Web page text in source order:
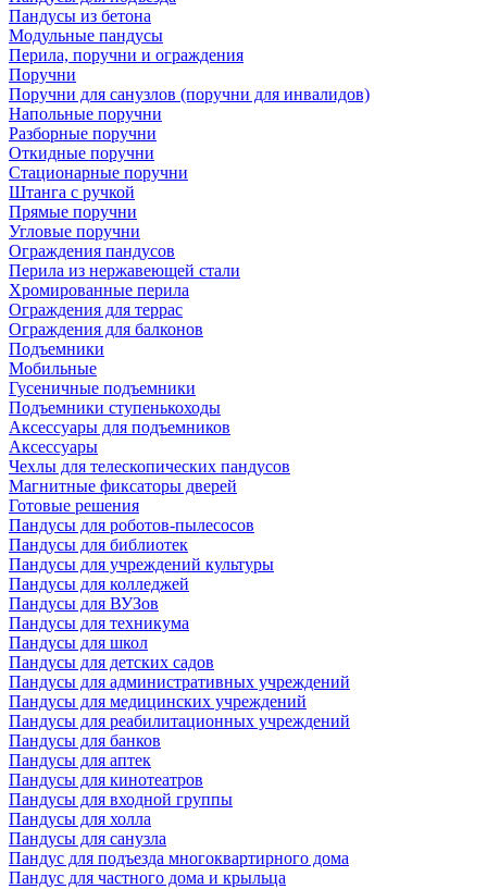
Пандусы из бетона
Модульные пандусы
Перила, поручни и ограждения
Поручни
Поручни для санузлов (поручни для инвалидов)
Напольные поручни
Разборные поручни
Откидные поручни
Стационарные поручни
Штанга с ручкой
Прямые поручни
Угловые поручни
Ограждения пандусов
Перила из нержавеющей стали
Хромированные перила
Ограждения для террас
Ограждения для балконов
Подъемники
Мобильные
Гусеничные подъемники
Подъемники ступенькоходы
Аксессуары для подъемников
Аксессуары
Чехлы для телескопических пандусов
Магнитные фиксаторы дверей
Готовые решения
Пандусы для роботов-пылесосов
Пандусы для библиотек
Пандусы для учреждений культуры
Пандусы для колледжей
Пандусы для ВУЗов
Пандусы для техникума
Пандусы для школ
Пандусы для детских садов
Пандусы для административных учреждений
Пандусы для медицинских учреждений
Пандусы для реабилитационных учреждений
Пандусы для банков
Пандусы для аптек
Пандусы для кинотеатров
Пандусы для входной группы
Пандусы для холла
Пандусы для санузла
Пандус для подъезда многоквартирного дома
Пандус для частного дома и крыльца